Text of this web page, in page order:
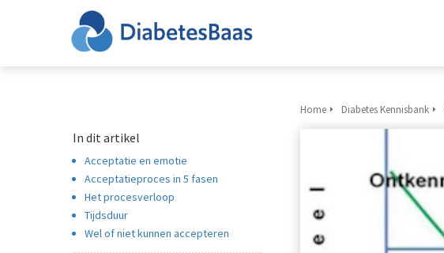
In dit artikel
Acceptatie en emotie
Acceptatieproces in 5 fasen
Het procesverloop
Tijdsduur
Wel of niet kunnen accepteren
Home Diabetes Kennisbank